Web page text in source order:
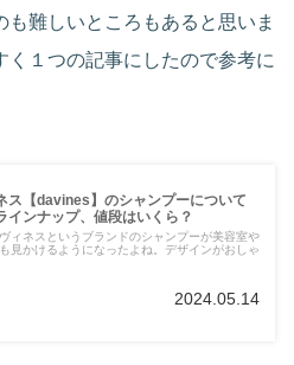
難しいところもあると思いま
１つの記事にしたので参考に
ス【davines】のシャンプーについて
インナップ、値段はいくら？
ィネスというブランドのシャンプーが美容室や
見かけるようになったよね。デザインがおしゃ
2024.05.14